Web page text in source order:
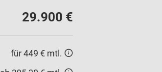
29.900 €
für 449 € mtl.